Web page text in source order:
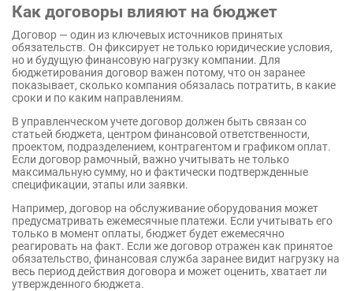
Как договоры влияют на бюджет
Договор — один из ключевых источников принятых
обязательств. Он фиксирует не только юридические условия,
но и будущую финансовую нагрузку компании. Для
бюджетирования договор важен потому, что он заранее
показывает, сколько компания обязалась потратить, в какие
сроки и по каким направлениям.
В управленческом учете договор должен быть связан со
статьей бюджета, центром финансовой ответственности,
проектом, подразделением, контрагентом и графиком оплат.
Если договор рамочный, важно учитывать не только
максимальную сумму, но и фактически подтвержденные
спецификации, этапы или заявки.
Например, договор на обслуживание оборудования может
предусматривать ежемесячные платежи. Если учитывать его
только в момент оплаты, бюджет будет ежемесячно
реагировать на факт. Если же договор отражен как принятое
обязательство, финансовая служба заранее видит нагрузку на
весь период действия договора и может оценить, хватает ли
утвержденного бюджета.